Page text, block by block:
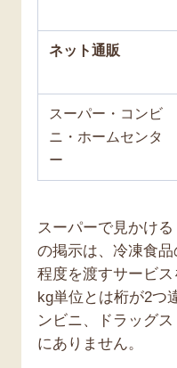
ネット通販
スーパー・コンビ
ニ・ホームセンタ
ー
スーパーで見かける
の掲示は、冷凍食
程度を渡すサービ
kg単位とは桁が2つ
ンビニ、ドラッグ
にありません。